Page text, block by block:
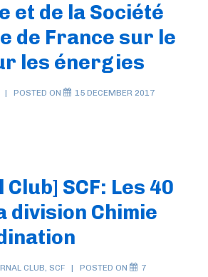
et de la Société
de France sur le
les énergies
POSTED ON 15 DECEMBER 2017
SCF: Les 40
division Chimie
CLUB, SCF POSTED ON
7